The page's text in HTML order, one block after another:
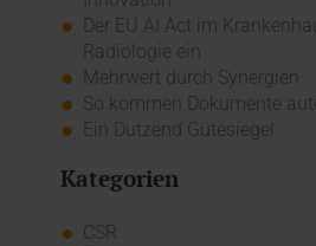
Der EU AI Act im
Radiologie ein
Mehrwert durch Synergien
So kommen Dokumente
Ein Dutzend Gütesiegel
Kategorien
CSR